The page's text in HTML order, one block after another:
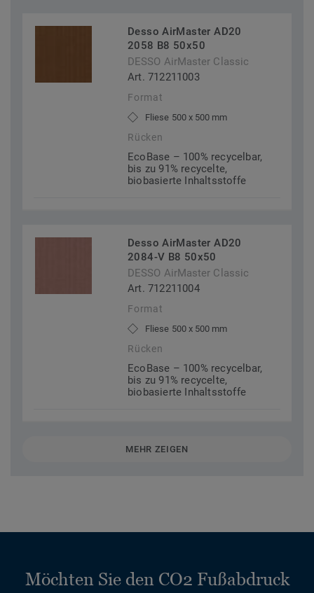
Desso AirMaster AD20
2058 B8 50x50
DESSO AirMaster Classic
Art. 712211003
Format
Fliese 500 x 500 mm
Rücken
EcoBase – 100% recycelbar,
bis zu 91% recycelte,
biobasierte Inhaltsstoffe
Desso AirMaster AD20
2084-V B8 50x50
DESSO AirMaster Classic
Art. 712211004
Format
Fliese 500 x 500 mm
Rücken
EcoBase – 100% recycelbar,
bis zu 91% recycelte,
biobasierte Inhaltsstoffe
MEHR ZEIGEN
Möchten Sie den CO2 Fußabdruck